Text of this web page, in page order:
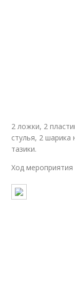
2 ложки, 2
стулья, 2
тазики.
Ход мероприятия